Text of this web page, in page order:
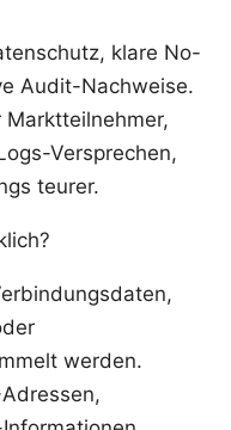
klare No-
Audit-Nachweise.
Marktteilnehmer,
Versprechen,
teurer.
werden.